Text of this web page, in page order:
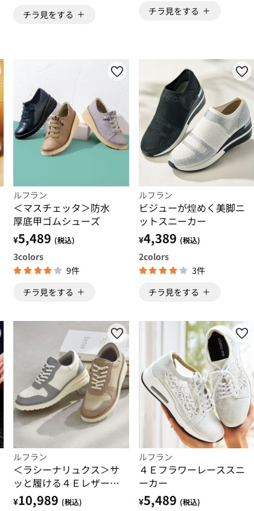
チラ見をする
チラ見をする
ルフラン
＜マスチェッタ＞防水
厚底甲ゴムシューズ
¥5,489 (税込)
3colors
9件
チラ見をする
ルフラン
ビジューが煌めく美脚ニ
ットスニーカー
¥4,389 (税込)
2colors
3件
チラ見をする
ルフラン
＜ラシーナリュクス＞サ
ッと履ける４Ｅレザース
ニーカー
¥10,989 (税込)
ルフラン
４Ｅフラワーレーススニ
ーカー
¥5,489 (税込)